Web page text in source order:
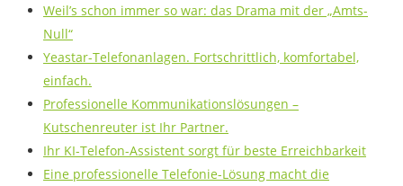
Weil’s schon immer so war: das Drama mit der „Amts-
Null“
Yeastar-Telefonanlagen. Fortschrittlich, komfortabel,
einfach.
Professionelle Kommunikationslösungen –
Kutschenreuter ist Ihr Partner.
Ihr KI-Telefon-Assistent sorgt für beste Erreichbarkeit
Eine professionelle Telefonie-Lösung macht die